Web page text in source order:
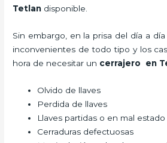
Tetlan disponible.
Sin embargo, en la prisa del día a
inconvenientes de todo tipo y los
hora de necesitar un cerrajero en
Olvido de llaves
Perdida de llaves
Llaves partidas o en mal estado
Cerraduras defectuosas